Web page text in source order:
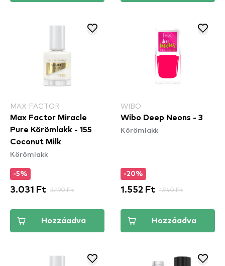
MAX FACTOR
Max Factor Miracle
Pure Körömlakk - 155
Coconut Milk
Körömlakk
-5%
3.031 Ft 3.190 Ft
Hozzáadva
WIBO
Wibo Deep Neons - 3
Körömlakk
-20%
1.552 Ft 1.940 Ft
Hozzáadva